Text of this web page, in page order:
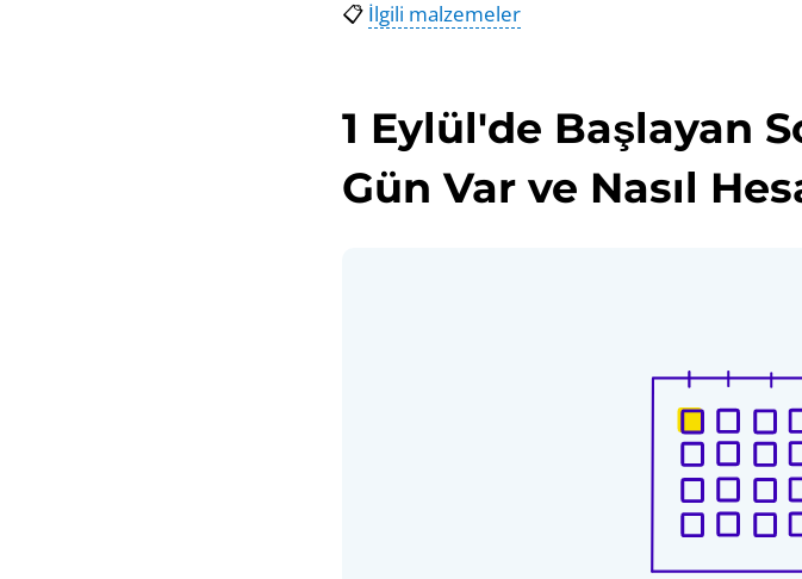
📋 İlgili malzemeler
1 Eylül'de Başlayan
Gün Var ve Nasıl